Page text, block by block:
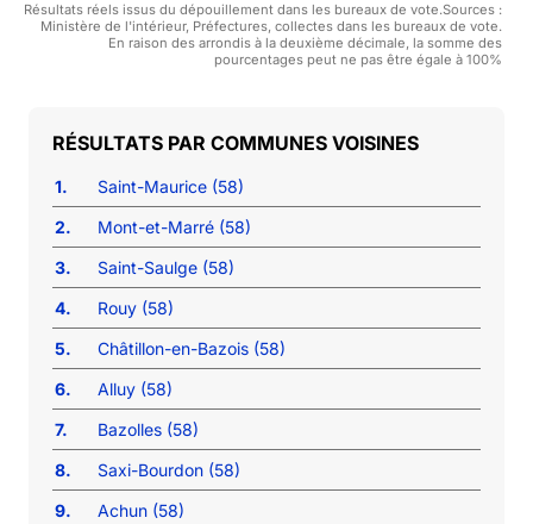
Résultats réels issus du dépouillement dans les bureaux de vote.Sources :
Ministère de l'intérieur, Préfectures, collectes dans les bureaux de vote.
En raison des arrondis à la deuxième décimale, la somme des
pourcentages peut ne pas être égale à 100%
COMMUNES VOISINES
1.
Saint-Maurice (58)
2.
Mont-et-Marré (58)
3.
Saint-Saulge (58)
4.
Rouy (58)
5.
Châtillon-en-Bazois (58)
6.
Alluy (58)
7.
Bazolles (58)
8.
Saxi-Bourdon (58)
9.
Achun (58)